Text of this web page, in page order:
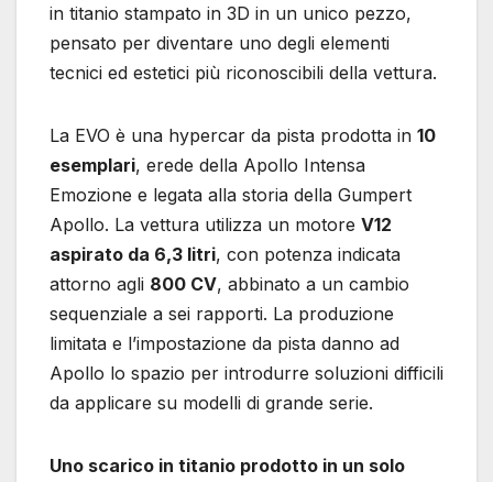
in titanio stampato in 3D in un unico pezzo,
pensato per diventare uno degli elementi
tecnici ed estetici più riconoscibili della vettura.
La EVO è una hypercar da pista prodotta in 10
esemplari, erede della Apollo Intensa
Emozione e legata alla storia della Gumpert
Apollo. La vettura utilizza un motore V12
aspirato da 6,3 litri, con potenza indicata
attorno agli 800 CV, abbinato a un cambio
sequenziale a sei rapporti. La produzione
limitata e l’impostazione da pista danno ad
Apollo lo spazio per introdurre soluzioni difficili
da applicare su modelli di grande serie.
Uno scarico in titanio prodotto in un solo